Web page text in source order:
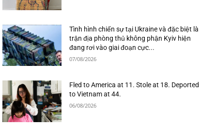
Tình hình chiến sự tại Ukraine và đặc biệt là
trận địa phòng thủ không phận Kyiv hiện
đang rơi vào giai đoạn cực...
07/08/2026
Fled to America at 11. Stole at 18. Deported
to Vietnam at 44.
06/08/2026